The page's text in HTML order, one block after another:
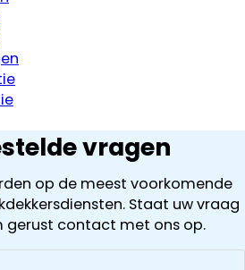
vragen
op de meest voorkomende
Staat uw vraag
gerust contact met ons op.